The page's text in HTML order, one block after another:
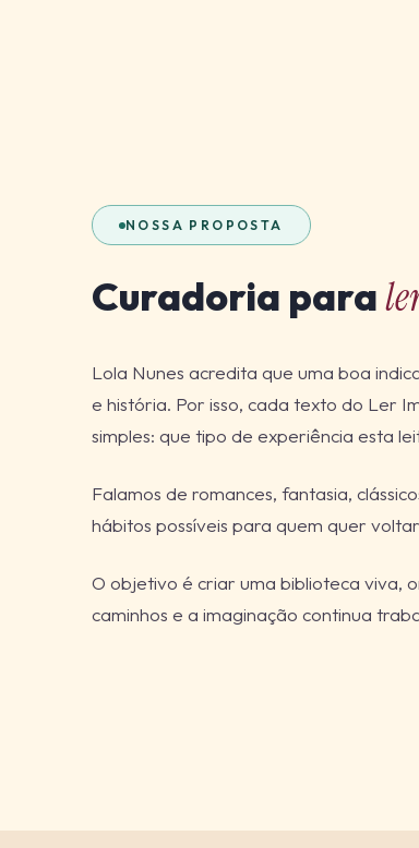
NOSSA PROPOSTA
Curadoria para
Lola Nunes acredita que uma boa
e história. Por isso, cada texto do Ler
simples: que tipo de experiência esta
Falamos de romances, fantasia,
hábitos possíveis para quem quer
O objetivo é criar uma biblioteca viva,
caminhos e a imaginação continua